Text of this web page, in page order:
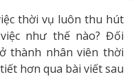
thời vụ luôn thu hút
như thế nào? Đối
thành nhân viên thời
hơn qua bài viết sau